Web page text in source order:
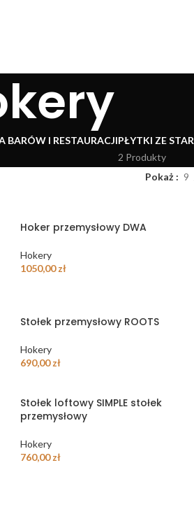
BARÓW I RESTAURACJIPŁYTKI ZE
2 Produkty
Pokaż 9
Hoker przemysłowy DWA
Hokery
1050,00zł
Stołek przemysłowy ROOTS
Hokery
690,00zł
Stołek loftowy SIMPLE stołek
przemysłowy
Hokery
760,00zł